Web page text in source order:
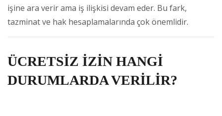
işine ara verir ama iş ilişkisi devam eder. Bu fark,
tazminat ve hak hesaplamalarında çok önemlidir.
ÜCRETSİZ İZİN HANGİ
DURUMLARDA VERİLİR?